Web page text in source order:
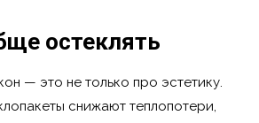
остеклять
— это не только про эстетику.
снижают теплопотери,